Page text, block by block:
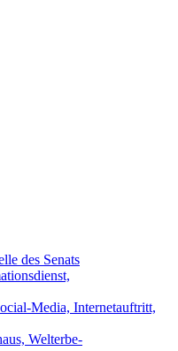
des Senats
Media, Internetauftritt,
Welterbe-